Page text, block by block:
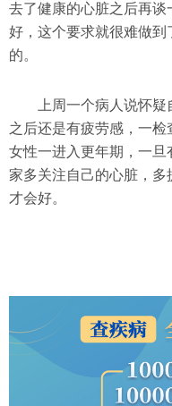
去了健康的心脏之后再
好，这个要求就很难做
的。
上周一个病人说怀
之后还是有疲劳感，一检
女性一进入更年期，一
家多关注自己的心脏，
才会好。